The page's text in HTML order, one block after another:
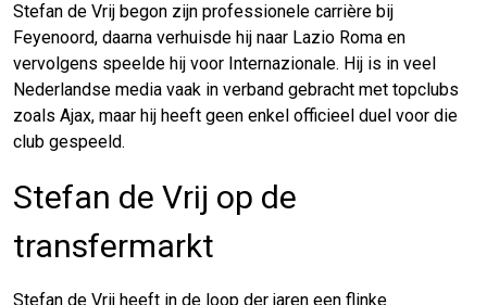
Stefan de Vrij begon zijn professionele carrière bij
Feyenoord, daarna verhuisde hij naar Lazio Roma en
vervolgens speelde hij voor Internazionale. Hij is in veel
Nederlandse media vaak in verband gebracht met topclubs
zoals Ajax, maar hij heeft geen enkel officieel duel voor die
club gespeeld.
Stefan de Vrij op de
transfermarkt
Stefan de Vrij heeft in de loop der jaren een flinke